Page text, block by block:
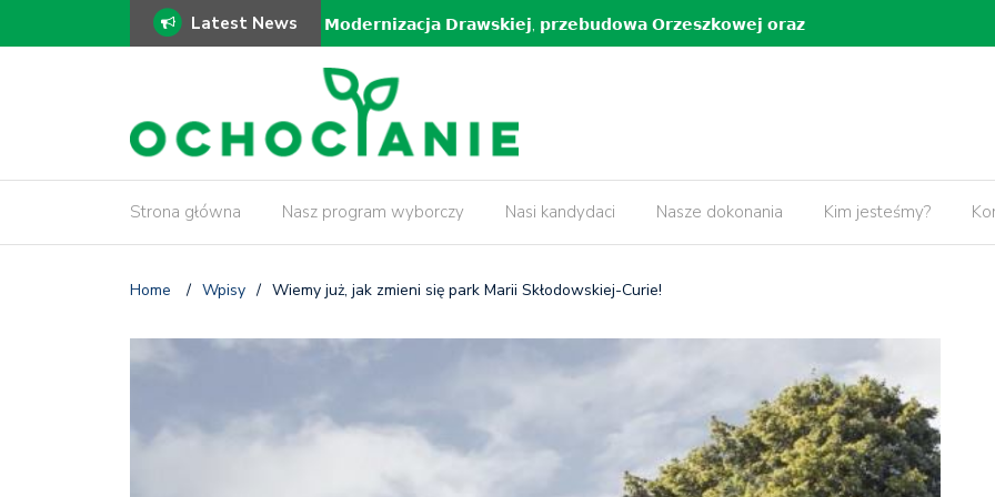
Latest News
𝗠𝗼𝗱𝗲𝗿𝗻𝗶𝘇𝗮𝗰𝗷𝗮 𝗗𝗿𝗮𝘄𝘀𝗸𝗶𝗲𝗷, 𝗽𝗿𝘇𝗲𝗯𝘂𝗱𝗼𝘄𝗮 𝗢𝗿𝘇𝗲𝘀𝘇𝗸𝗼𝘄𝗲𝗷 𝗼𝗿𝗮𝘇
𝗶𝗻𝘄𝗲𝗻𝘁𝗮𝗿𝘆𝘇𝗮𝗰𝗷𝗮 𝗱𝗿𝘇𝗲𝘄 𝘄 𝗻𝗮𝘀𝘇𝗲𝗷 𝗱𝘇𝗶𝗲𝗹𝗻𝗶𝗰𝘆!
Strona główna Nasz program wyborczy Nasi kandydaci Nasze dokonania Kim jesteśmy?
Home / Wpisy / Wiemy już, jak zmieni się park Marii Skłodowskiej-Curie!